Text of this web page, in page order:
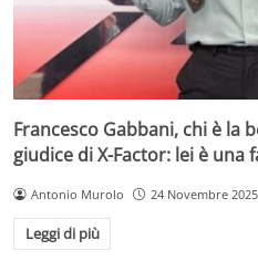
Francesco Gabbani, chi è la
giudice di X-Factor: lei è una
Antonio Murolo 24 Novembre 2025
Leggi di più